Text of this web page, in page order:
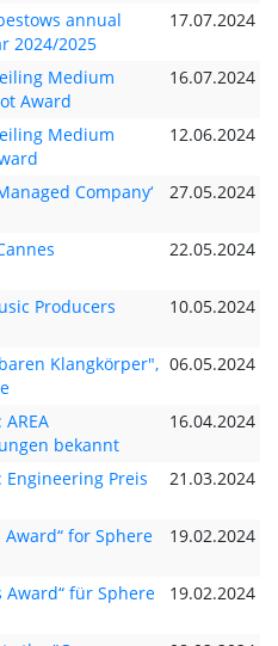
annual
2024/2025
17.07.2024
Medium
Award
16.07.2024
Medium
12.06.2024
Company‘
27.05.2024
22.05.2024
Producers
10.05.2024
Klangkörper", 06.05.2024
bekannt
16.04.2024
Engineering Preis
21.03.2024
Award“ for Sphere
19.02.2024
Award“ für Sphere
19.02.2024